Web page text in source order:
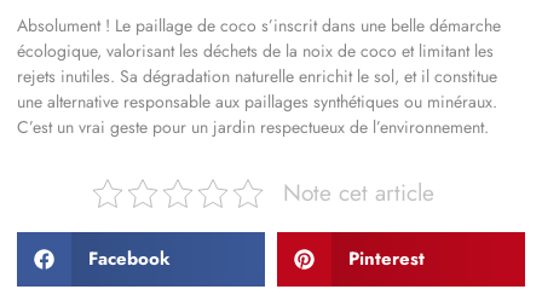
Absolument ! Le paillage de coco s’inscrit dans une belle démarche
écologique, valorisant les déchets de la noix de coco et limitant les
rejets inutiles. Sa dégradation naturelle enrichit le sol, et il constitue
une alternative responsable aux paillages synthétiques ou minéraux.
C’est un vrai geste pour un jardin respectueux de l’environnement.
Note cet article
Facebook Pinterest